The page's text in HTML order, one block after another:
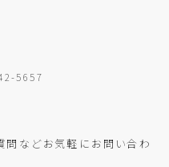
5657
問などお気軽にお問い合わ